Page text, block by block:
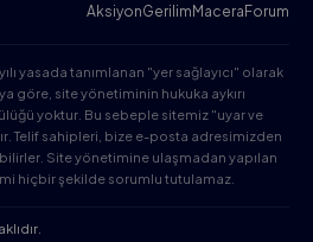
AksiyonGerilim Macera Forum
yasada tanımlanan "yer sağlayıcı" olarak
göre, site yönetiminin hukuka aykırı
yoktur. Bu sebeple sitemiz "uyar ve
Telif sahipleri, bize e-posta adresimizden
Site yönetimine ulaşmadan yapılan
hiçbir şekilde sorumlu tutulamaz.